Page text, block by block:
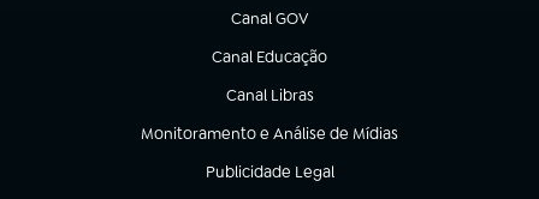
Canal GOV
(abre em nova aba)
Canal Educação
(abre em nova aba)
Canal Libras
(abre em nova aba)
Monitoramento e Análise de Mídias
(abre em nova aba)
Publicidade Legal
(abre em nova aba)